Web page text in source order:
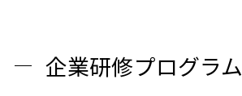
企業研修プログラム